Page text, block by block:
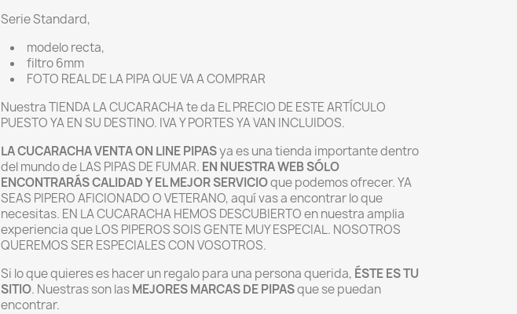
Serie Standard,
modelo recta,
filtro 6mm
FOTO REAL DE LA PIPA QUE VA A COMPRAR
Nuestra TIENDA LA CUCARACHA te da EL PRECIO DE ESTE ARTÍCULO
PUESTO YA EN SU DESTINO. IVA Y PORTES YA VAN INCLUIDOS.
LA CUCARACHA VENTA ON LINE PIPASya es una tienda importante dentro
del mundo de LAS PIPAS DE FUMAR. EN NUESTRA WEB SÓLO
ENCONTRARÁS CALIDAD Y EL MEJOR SERVICIOque podemos ofrecer. YA
SEAS PIPERO AFICIONADO O VETERANO, aquí vas a encontrar lo que
necesitas. EN LA CUCARACHA HEMOS DESCUBIERTO en nuestra amplia
experiencia que LOS PIPEROS SOIS GENTE MUY ESPECIAL. NOSOTROS
QUEREMOS SER ESPECIALES CON VOSOTROS.
Si lo que quieres es hacer un regalo para una persona querida, ÉSTE ES TU
SITIO. Nuestras son lasMEJORES MARCAS DE PIPASque se puedan
encontrar.